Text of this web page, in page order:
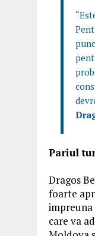
Pariul
Dragos
foarte
impreuna
care va